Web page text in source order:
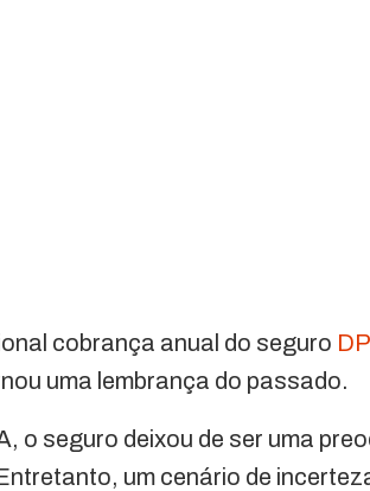
cobrança anual do seguro
uma lembrança do passado.
o seguro deixou de ser uma
um cenário de